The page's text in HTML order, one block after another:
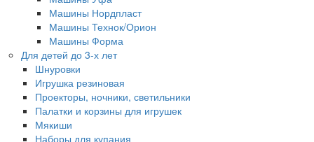
Машины Нордпласт
Машины Технок/Орион
Машины Форма
Для детей до 3-х лет
Шнуровки
Игрушка резиновая
Проекторы, ночники, светильники
Палатки и корзины для игрушек
Мякиши
Наборы для купания